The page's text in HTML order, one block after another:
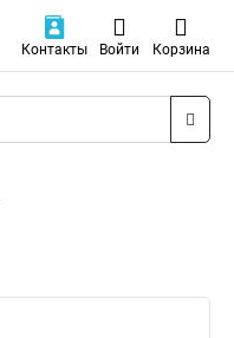
Контакты Войти Корзина